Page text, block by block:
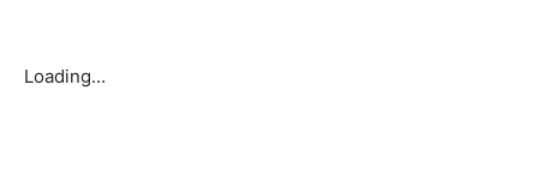
Loading...